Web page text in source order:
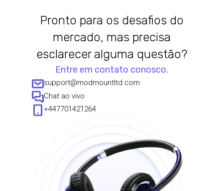
Pronto para os desafios do
mercado, mas precisa
esclarecer alguma questão?
Entre em contato conosco.
support@modmountltd.com
Chat ao vivo
+447701421264